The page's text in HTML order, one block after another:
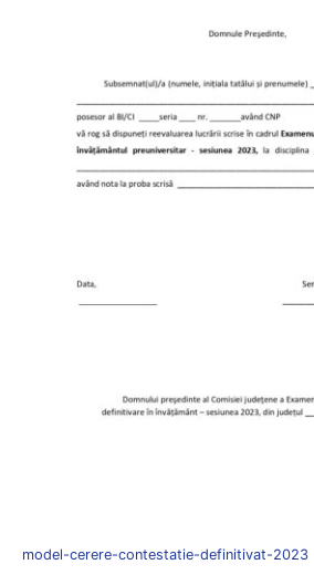
model-cerere-contestatie-definitivat-2023